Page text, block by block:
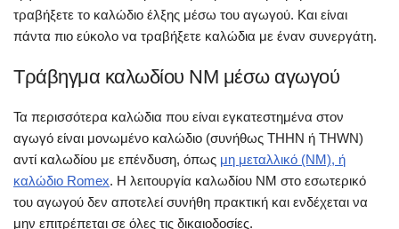
τραβήξετε το καλώδιο έλξης μέσω του αγωγού. Και είναι
πάντα πιο εύκολο να τραβήξετε καλώδια με έναν συνεργάτη.
Τράβηγμα καλωδίου NM μέσω αγωγού
Τα περισσότερα καλώδια που είναι εγκατεστημένα στον
αγωγό είναι μονωμένο καλώδιο (συνήθως THHN ή THWN)
αντί καλωδίου με επένδυση, όπως μη μεταλλικό (NM), ή
καλώδιο Romex. Η λειτουργία καλωδίου NM στο εσωτερικό
του αγωγού δεν αποτελεί συνήθη πρακτική και ενδέχεται να
μην επιτρέπεται σε όλες τις δικαιοδοσίες.